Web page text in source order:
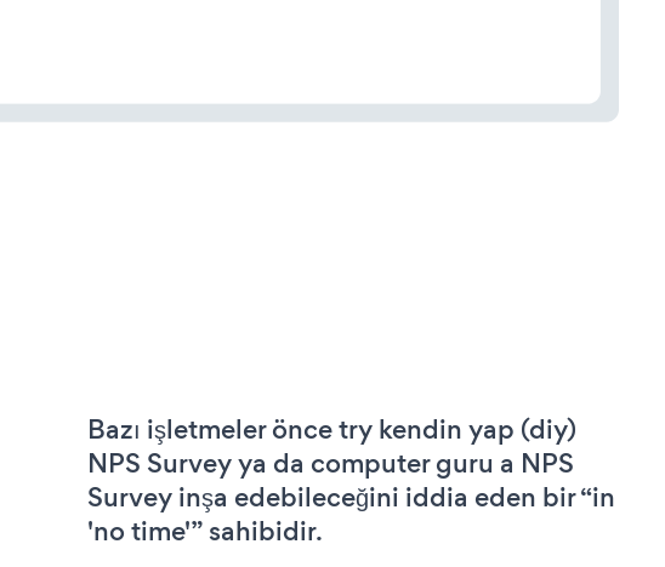
Bazı işletmeler önce try kendin yap (diy)
NPS Survey ya da computer guru a NPS
Survey inşa edebileceğini iddia eden bir “in
'no time'” sahibidir.